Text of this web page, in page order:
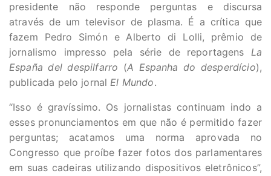
presidente não responde perguntas e discursa
através de um televisor de plasma. É a crítica que
fazem Pedro Simón e Alberto di Lolli, prêmio de
jornalismo impresso pela série de reportagens La
España del despilfarro (A Espanha do desperdício),
publicada pelo jornalEl Mundo.
“Isso é gravíssimo. Os jornalistas continuam indo a
esses pronunciamentos em que não é permitido fazer
perguntas; acatamos uma norma aprovada no
Congresso que proíbe fazer fotos dos parlamentares
em suas cadeiras utilizando dispositivos eletrônicos”,